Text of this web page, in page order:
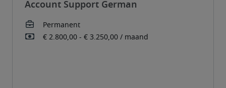
Account Support German